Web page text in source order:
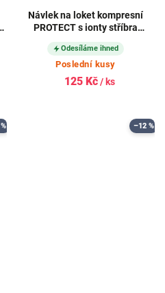
Návlek na loket kompresní
PROTECT s ionty stříbra
TMAVĚ ŠEDÝ
Odesíláme ihned
Poslední kusy
125 Kč/ ks
–12 %